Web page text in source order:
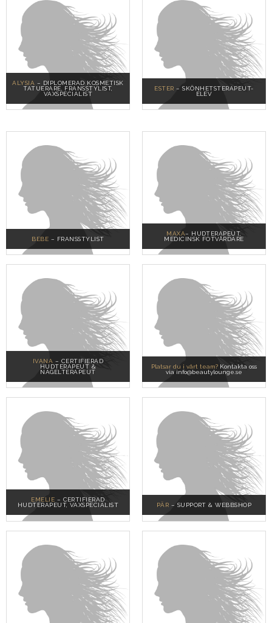
ALYSIA – DIPLOMERAD KOSMETISK
TATUERARE, FRANSSTYLIST,
VAXSPECIALIST
ESTER – SKÖNHETSTERAPEUT-
ELEV
BEBE – FRANSSTYLIST
IVANA – CERTIFIERAD
HUDTERAPEUT &
NAGELTERAPEUT
EMELIE – CERTIFIERAD
HUDTERAPEUT, VAXSPECIALIST
MAXA– HUDTERAPEUT,
MEDICINSK FOTVÅRDARE
Platsar du i vårt team? Kontakta oss
via info@beautylounge.se
PÄR – SUPPORT & WEBBSHOP